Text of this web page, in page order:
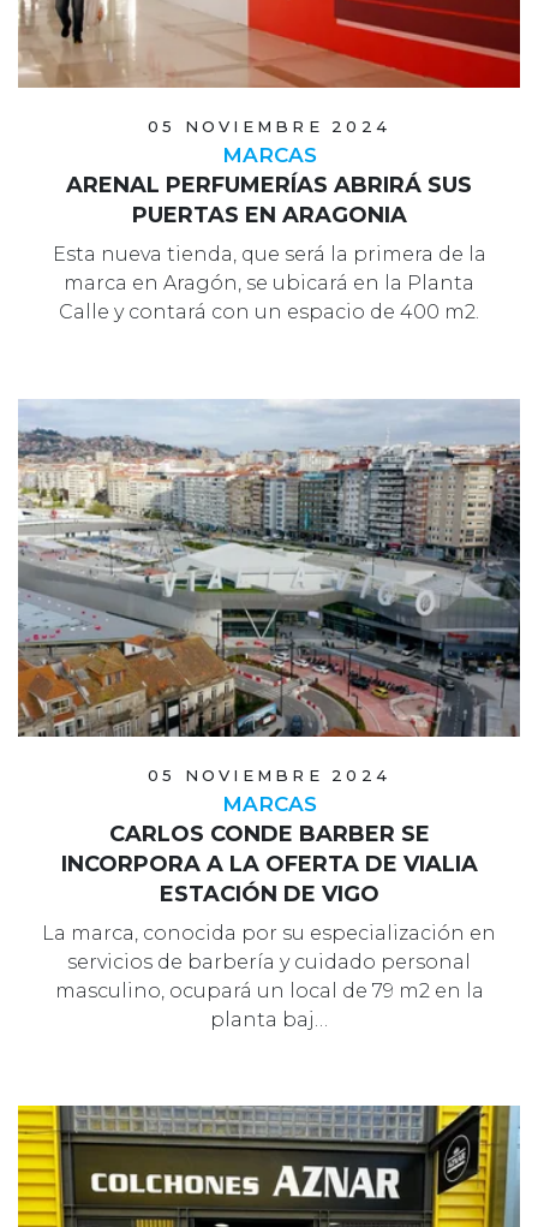
05 NOVIEMBRE 2024
MARCAS
ARENAL PERFUMERÍAS ABRIRÁ SUS
PUERTAS EN ARAGONIA
Esta nueva tienda, que será la primera de la
marca en Aragón, se ubicará en la Planta
Calle y contará con un espacio de 400 m2.
05 NOVIEMBRE 2024
MARCAS
CARLOS CONDE BARBER SE
INCORPORA A LA OFERTA DE VIALIA
ESTACIÓN DE VIGO
La marca, conocida por su especialización en
servicios de barbería y cuidado personal
masculino, ocupará un local de 79 m2 en la
planta baj…